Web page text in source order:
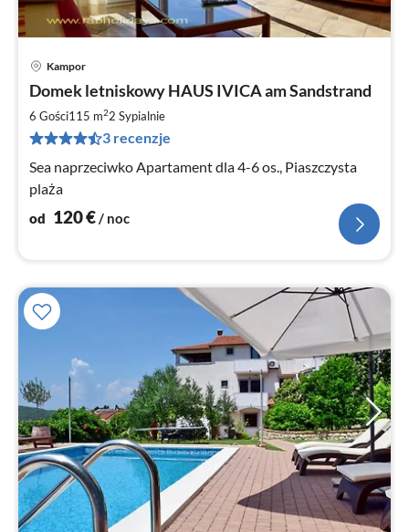
Kampor
Domek letniskowy HAUS IVICA am Sandstrand
6 Gości115 m22 Sypialnie
3 recenzje
Sea naprzeciwko Apartament dla 4-6 os., Piaszczysta
plaża
od 120€/ noc